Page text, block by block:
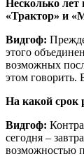
Несколько лет
«Трактор» и
Видгоф:
этого
возможных
этом говорить.
На какой срок
Видгоф:
сегодня –
возможностью